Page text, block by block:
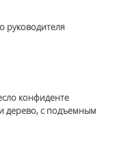
руководителя
конфиденте
дерево, с подъемным